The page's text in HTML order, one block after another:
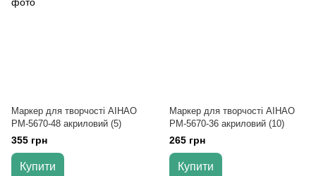
Маркер для творчості AIHAO
РМ-5670-48 акриловий (5)
355 грн
Купити
Маркер для творчості AIHAO
РМ-5670-36 акриловий (10)
265 грн
Купити